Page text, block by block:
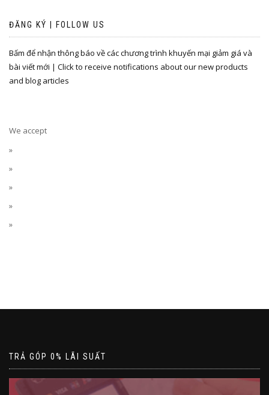
ĐĂNG KÝ | FOLLOW US
Bấm để nhận thông báo về các chương trình khuyến mại giảm giá và
bài viết mới | Click to receive notifications about our new products
and blog articles
We accept
TRẢ GÓP 0% LÃI SUẤT